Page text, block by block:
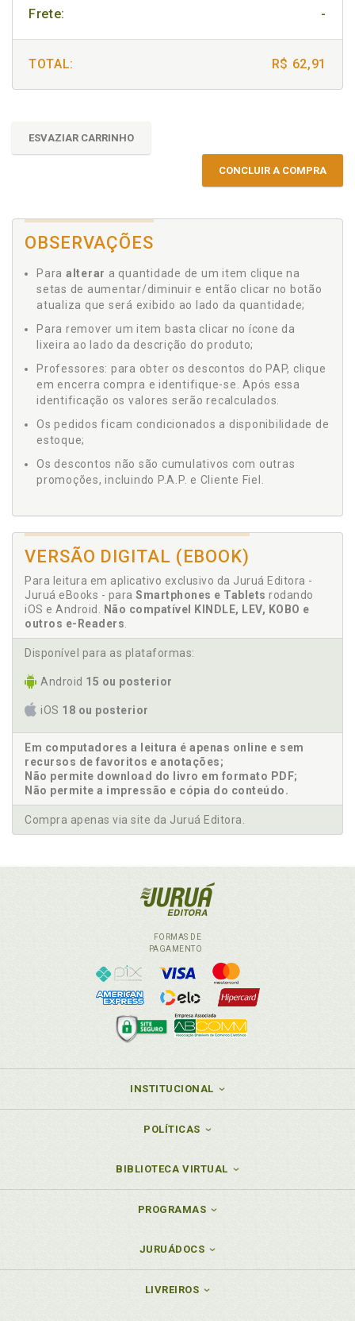
Frete: -
TOTAL: R$ 62,91
ESVAZIAR CARRINHO
CONCLUIR A COMPRA
OBSERVAÇÕES
Para alterar a quantidade de um item clique na
setas de aumentar/diminuir e então clicar no botão
atualiza que será exibido ao lado da quantidade;
Para remover um item basta clicar no ícone da
lixeira ao lado da descrição do produto;
Professores: para obter os descontos do PAP, clique
em encerra compra e identifique-se. Após essa
identificação os valores serão recalculados.
Os pedidos ficam condicionados a disponibilidade de
estoque;
Os descontos não são cumulativos com outras
promoções, incluindo P.A.P. e Cliente Fiel.
VERSÃO DIGITAL (EBOOK)
Para leitura em aplicativo exclusivo da Juruá Editora -
Juruá eBooks - para Smartphones e Tablets rodando
iOS e Android.
Não compatível KINDLE, LEV, KOBO e
outros e-Readers
Disponível para as plataformas:
Android 15 ou posterior
iOS 18 ou posterior
Em computadores a leitura é apenas online e sem
recursos de favoritos e anotações;
Não permite download do livro em formato PDF;
Não permite a impressão e cópia do conteúdo.
Compra apenas via site da Juruá Editora.
FORMAS DE
PAGAMENTO
INSTITUCIONAL
POLÍTICAS
BIBLIOTECA VIRTUAL
PROGRAMAS
JURUÁDOCS
LIVREIROS